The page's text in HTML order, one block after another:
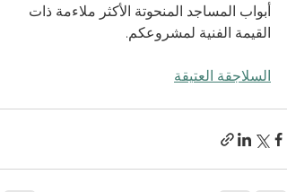
أبواب المساجد المنحوتة الأكثر ملاءمة ذات
القيمة الفنية لمشروعكم.
السلاجقة العتيقة